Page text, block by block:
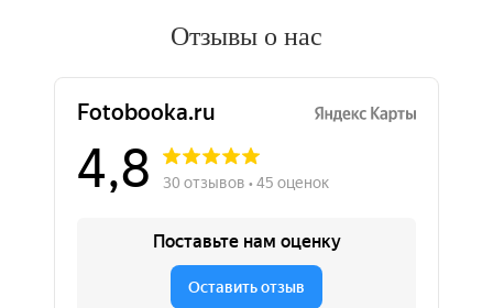
Отзывы о нас